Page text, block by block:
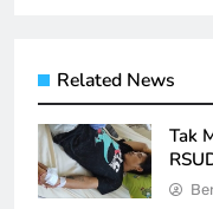
Related News
Tak